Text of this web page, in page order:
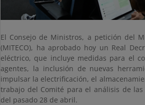
El Consejo de Ministros, a petición del
(MITECO), ha aprobado hoy un Real
eléctrico, que incluye medidas para el
agentes, la inclusión de nuevas
impulsar la electrificación, el
trabajo del Comité para el análisis de
del pasado 28 de abril.